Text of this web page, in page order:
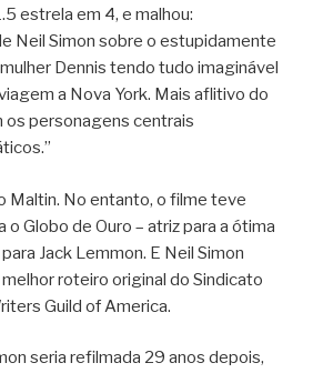
estrela em 4, e malhou:
Neil Simon sobre o estupidamente
Dennis tendo tudo imaginável
a Nova York. Mais aflitivo do
os personagens centrais
Maltin. No entanto, o filme teve
o Globo de Ouro – atriz para a ótima
Jack Lemmon. E Neil Simon
roteiro original do Sindicato
Guild of America.
seria refilmada 29 anos depois,